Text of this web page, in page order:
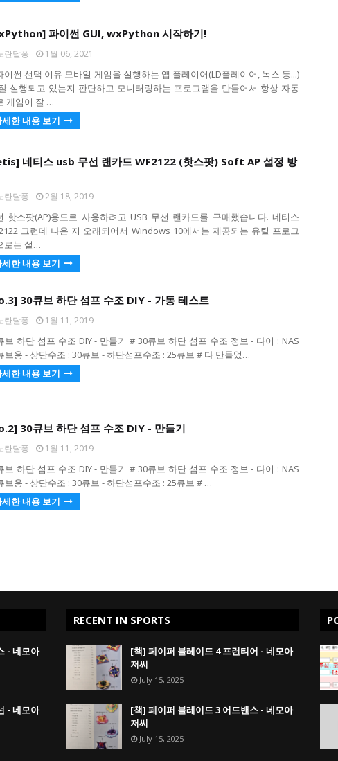
파이썬 GUI, wxPython 시작하기!
란달퐁 1월 06, 2021
이썬 선택 이유 모바일 게임을 실행하는 앱 플레이어(LD플레이어, 녹스 등...)
실행되고 있는지 판단하고 모니터링하는 프로그램을 만들어서 항상 자동
게임이 잘 …
한 내용 보기
네티스 usb 무선 랜카드 WF2122 (핫스팟) Soft AP 설정 방
란달퐁 2월 18, 2019
핫스팟(AP)용도로 사용하려고 USB 무선 랜카드를 구매했습니다. 네티스
그런데 나온 지 오래되어서 Windows 10에서는 제공되는 유틸 프로그
로는 설…
한 내용 보기
30큐브 하단 섬프 수조 DIY - 가동 테스트
란달퐁 1월 11, 2019
브 하단 섬프 수조 DIY - 만들기 # 30큐브 하단 섬프 수조 정보 - 다이 : NAS
브용 - 상단수조 : 30큐브 - 하단섬프수조 : 25큐브 # 다 만들었…
한 내용 보기
30큐브 하단 섬프 수조 DIY - 만들기
란달퐁 1월 11, 2019
브 하단 섬프 수조 DIY - 만들기 # 30큐브 하단 섬프 수조 정보 - 다이 : NAS
브용 - 상단수조 : 30큐브 - 하단섬프수조 : 25큐브 # …
한 내용 보기
- 네모아
- 네모아
RECENT IN SPORTS
[책] 페이퍼 블레이드 4 프런티어 - 네모아
저씨
July 15, 2025
[책] 페이퍼 블레이드 3 어드밴스 - 네모아
저씨
July 15, 2025